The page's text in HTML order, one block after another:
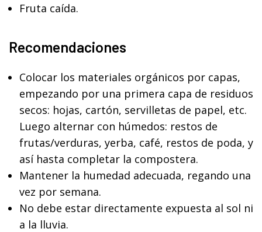
Fruta caída.
Recomendaciones
Colocar los materiales orgánicos por capas,
empezando por una primera capa de residuos
secos: hojas, cartón, servilletas de papel, etc.
Luego alternar con húmedos: restos de
frutas/verduras, yerba, café, restos de poda, y
así hasta completar la compostera.
Mantener la humedad adecuada, regando una
vez por semana.
No debe estar directamente expuesta al sol ni
a la lluvia.